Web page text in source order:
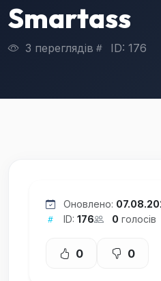
Smartass
3 переглядів ID: 176
Оновлено:
ID: 176 0 голосів
0 0